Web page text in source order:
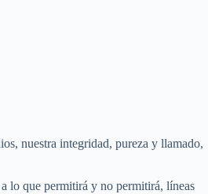
nuestra integridad, pureza y llamado,
lo que permitirá y no permitirá, líneas